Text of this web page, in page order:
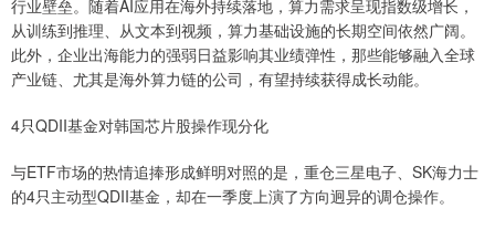
行业壁垒。随着AI应用在海外持续落地，算力需求呈现指数级增长，
从训练到推理、从文本到视频，算力基础设施的长期空间依然广阔。
此外，企业出海能力的强弱日益影响其业绩弹性，那些能够融入全球
产业链、尤其是海外算力链的公司，有望持续获得成长动能。
4只QDII基金对韩国芯片股操作现分化
与ETF市场的热情追捧形成鲜明对照的是，重仓三星电子、SK海力士
的4只主动型QDII基金，却在一季度上演了方向迥异的调仓操作。